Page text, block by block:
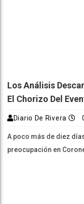
Los Análisis
El Chorizo Del
Diario De Rivera
A poco más de diez
preocupación en